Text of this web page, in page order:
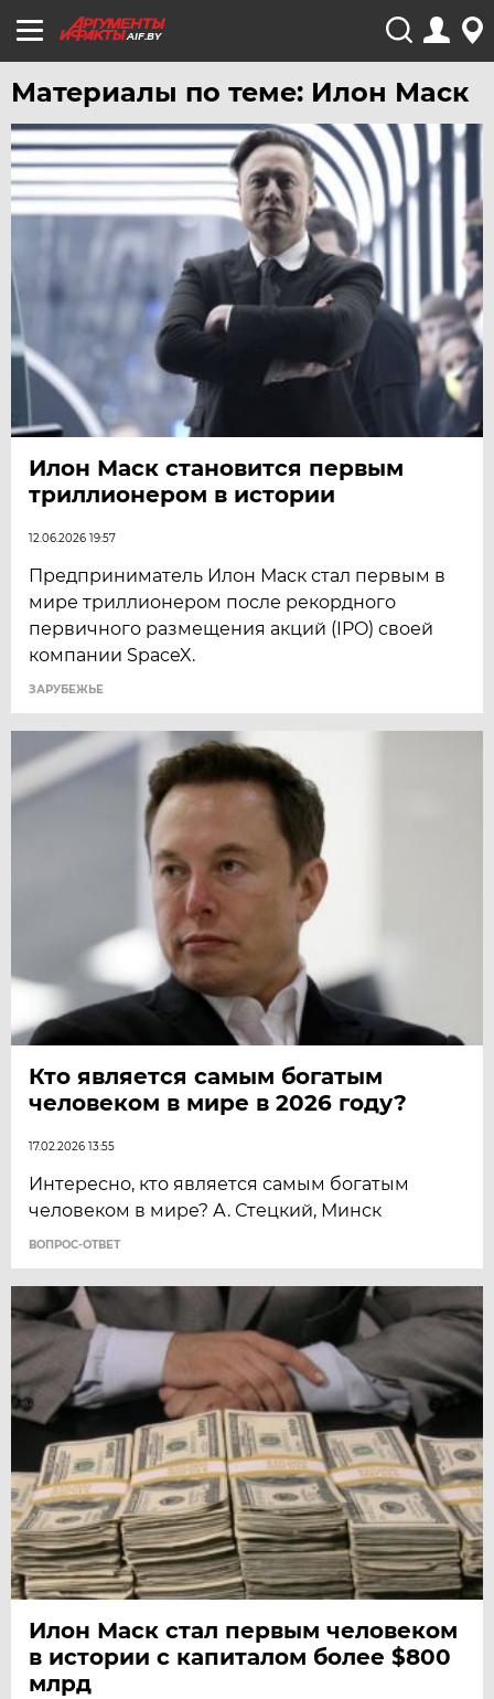
AIF.BY
Материалы по теме: Илон Маск
Илон Маск становится первым
триллионером в истории
12.06.2026 19:57
Предприниматель Илон Маск стал первым в
мире триллионером после рекордного
первичного размещения акций (IPO) своей
компании SpaceX.
ЗАРУБЕЖЬЕ
Кто является самым богатым
человеком в мире в 2026 году?
17.02.2026 13:55
Интересно, кто является самым богатым
человеком в мире? А. Стецкий, Минск
ВОПРОС-ОТВЕТ
Илон Маск стал первым человеком
в истории с капиталом более $800
млрд